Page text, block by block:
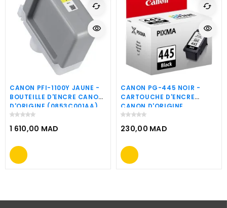
CANON PFI-1100Y JAUNE -
BOUTEILLE D'ENCRE CANON
D'ORIGINE (0853C001AA)
1 610,00 MAD
Prix
cached
visibility
CANON PG-445 NOIR -
CARTOUCHE D'ENCRE
CANON D'ORIGINE
(8283B001AA)
230,00 MAD
Prix
cached
visibility